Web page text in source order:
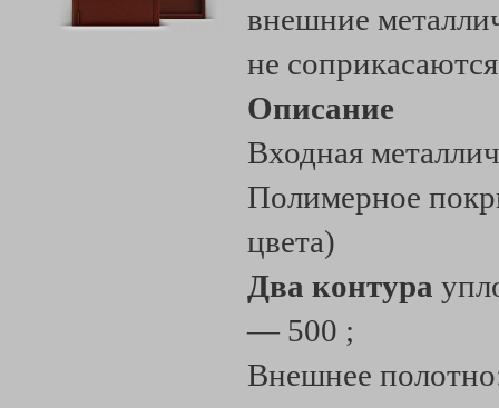
внешние
не
Описание
Входная
Полимерное
цвета)
Два контура
— 500 ;
Внешнее